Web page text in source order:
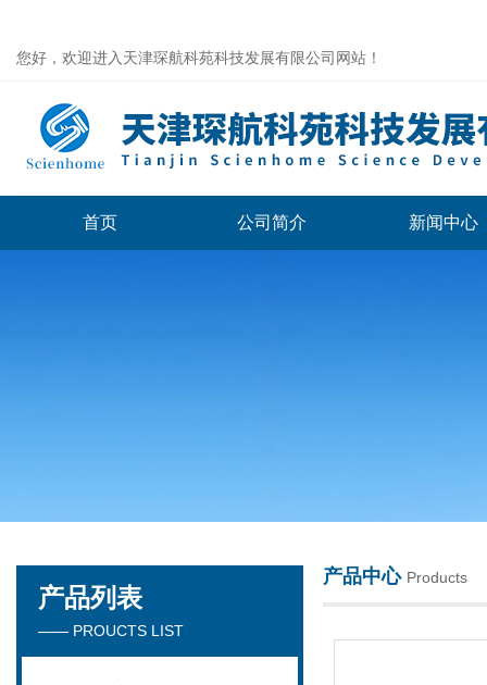
您好，欢迎进入天津琛航科苑科技发展有限公司网站！
天津琛航科苑科技发展有限公司
首页 公司简介 新闻中心
产品列表
—— PROUCTS LIST
产品中心 Products